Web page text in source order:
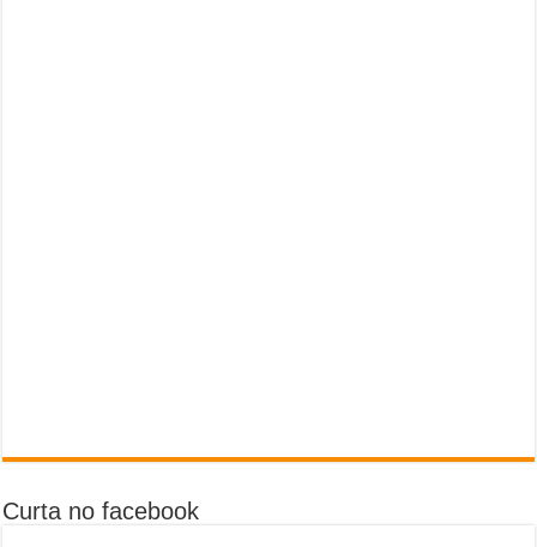
Curta no facebook